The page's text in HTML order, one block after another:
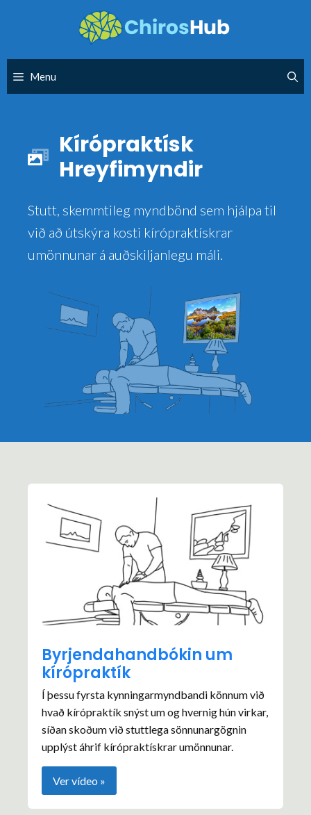
Menu
Kírópraktísk
Hreyfimyndir
Stutt, skemmtileg myndbönd sem hjálpa til
við að útskýra kosti kírópraktískrar
umönnunar á auðskiljanlegu máli.
Byrjendahandbókin um
kírópraktík
Í þessu fyrsta kynningarmyndbandi könnum við
hvað kírópraktík snýst um og hvernig hún virkar,
síðan skoðum við stuttlega sönnunargögnin
upplýst áhrif kírópraktískrar umönnunar.
Ver vídeo »